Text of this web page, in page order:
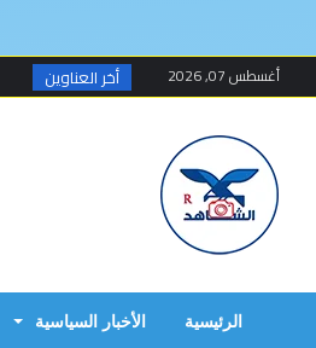
أغسطس 07, 2026 أخر العناوين
الرئيسية الأخبار السياسية